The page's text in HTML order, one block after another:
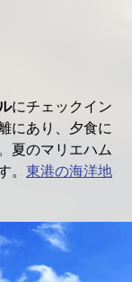
にチェックイン
にあり、夕食に
夏のマリエハム
。 東港の海洋地